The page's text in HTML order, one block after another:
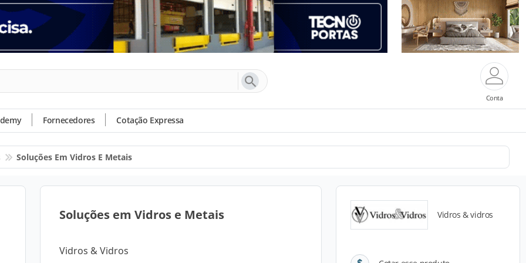
Conta
Fornecedores Cotação Expressa
Soluções Em Vidros E Metais
Soluções em Vidros e Metais
Vidros & Vidros
Vidros & vidros